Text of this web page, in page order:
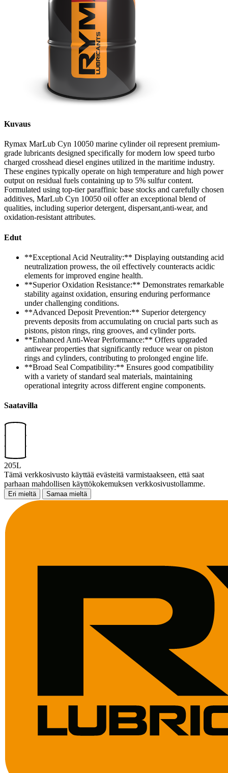
Kuvaus
Rymax MarLub Cyn 10050 marine cylinder oil represent premium-
grade lubricants designed specifically for modern low speed turbo
charged crosshead diesel engines utilized in the maritime industry.
These engines typically operate on high temperature and high power
output on residual fuels containing up to 5% sulfur content.
Formulated using top-tier paraffinic base stocks and carefully chosen
additives, MarLub Cyn 10050 oil offer an exceptional blend of
qualities, including superior detergent, dispersant,anti-wear, and
oxidation-resistant attributes.
Edut
**Exceptional Acid Neutrality:** Displaying outstanding acid
neutralization prowess, the oil effectively counteracts acidic
elements for improved engine health.
**Superior Oxidation Resistance:** Demonstrates remarkable
stability against oxidation, ensuring enduring performance
under challenging conditions.
**Advanced Deposit Prevention:** Superior detergency
prevents deposits from accumulating on crucial parts such as
pistons, piston rings, ring grooves, and cylinder ports.
**Enhanced Anti-Wear Performance:** Offers upgraded
antiwear properties that significantly reduce wear on piston
rings and cylinders, contributing to prolonged engine life.
**Broad Seal Compatibility:** Ensures good compatibility
with a variety of standard seal materials, maintaining
operational integrity across different engine components.
Saatavilla
205L
Tämä verkkosivusto käyttää evästeitä varmistaakseen, että saat
parhaan mahdollisen käyttökokemuksen verkkosivustollamme.
Eri mieltä Samaa mieltä